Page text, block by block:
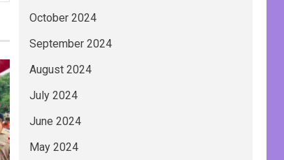
October 2024
September 2024
August 2024
July 2024
June 2024
May 2024